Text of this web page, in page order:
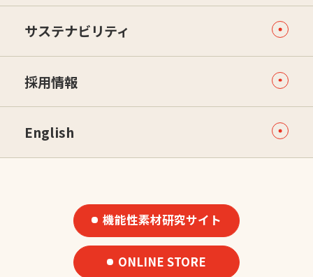
サステナビリティ
採用情報
English
機能性素材研究サイト
ONLINE STORE